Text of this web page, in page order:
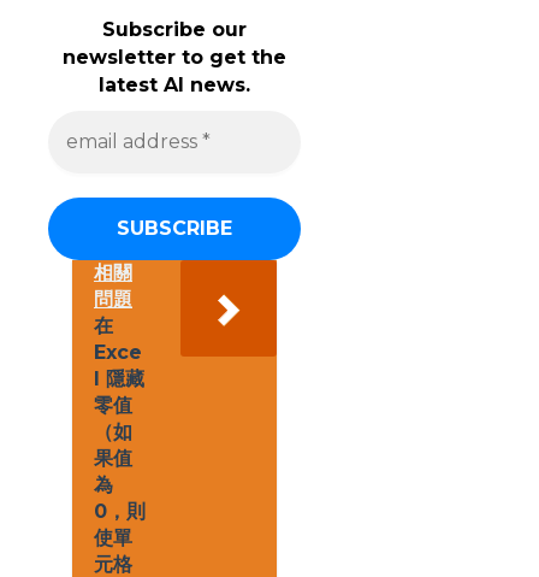
Subscribe our
newsletter to get the
latest AI news.
a
d
相關
問題
在
Exce
l 隱藏
零值
（如
果值
為
0，則
使單
元格